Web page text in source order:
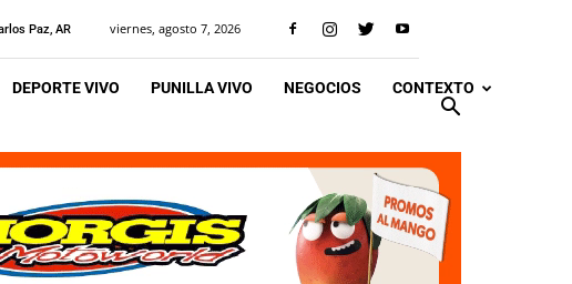
Paz, AR viernes, agosto 7, 2026
DEPORTE VIVO PUNILLA VIVO NEGOCIOS CONTEXTO